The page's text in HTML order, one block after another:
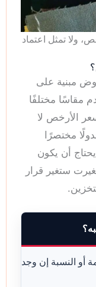
ولا تمثل اعتماد
مبنية على
مقاسًا مختلفًا
الأرخص لا
مختصرًا
أن يكون
ستغير قرار
أو النسبة إن وجدت